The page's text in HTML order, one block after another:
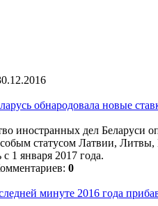
обнародовала новые
иностранных дел Беларуси
статусом Латвии,
с 1 января 2017 года.
0
минуте 2016 года